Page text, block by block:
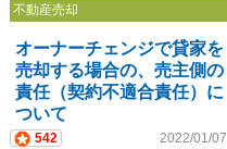
不動産売却
オーナーチェンジで貸家を
売却する場合の、売主側の
責任（契約不適合責任）に
ついて
542 2022/01/07